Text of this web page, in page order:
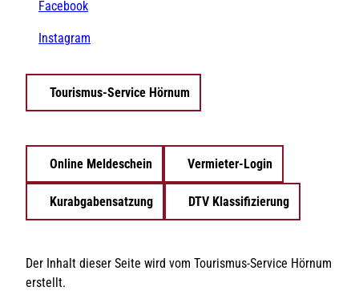
Facebook
Instagram
Tourismus-Service Hörnum
Online Meldeschein Vermieter-Login
Kurabgabensatzung DTV Klassifizierung
Der Inhalt dieser Seite wird vom Tourismus-Service Hörnum
erstellt.